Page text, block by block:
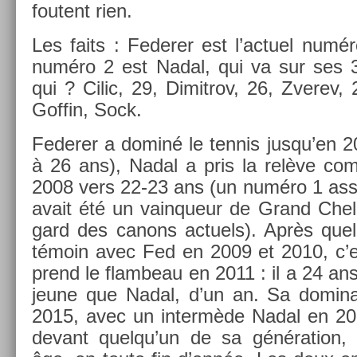
foutent rien.
Les faits : Feder­er est l’ac­tuel
numéro 2 est Nadal, qui va sur
qui ? Cilic, 29, Di­mit­rov, 26, Zverev,
Gof­fin, Sock.
Feder­er a dominé le ten­nis jusqu’en
à 26 ans), Nadal a pris la relève
2008 vers 22-23 ans (un numéro 1
avait été un vain­queur de Grand
gard des canons ac­tuels). Après
témoin avec Fed en 2009 et 2010,
prend le flam­beau en 2011 : il a 24
jeune que Nadal, d’un an. Sa
2015, avec un in­termède Nadal en
de­vant quel­qu’un de sa